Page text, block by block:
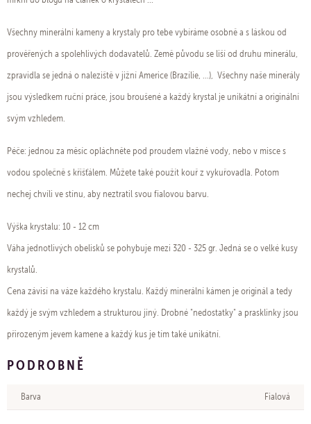
Všechny minerální kameny a krystaly pro tebe vybíráme osobně a s láskou od
prověřených a spolehlivých dodavatelů. Země původu se liší od druhu minerálu,
zpravidla se jedná o naleziště v jižní Americe (Brazílie, ...), Všechny naše minerály
jsou výsledkem ruční práce, jsou broušené a každý krystal je unikátní a originální
svým vzhledem.
Péče: jednou za měsíc opláchněte pod proudem vlažné vody, nebo v misce s
vodou společně s křišťálem. Můžete také použít kouř z vykuřovadla. Potom
nechej chvíli ve stínu, aby neztratil svou fialovou barvu.
Výška krystalu: 10 - 12 cm
Váha jednotlivých obelisků se pohybuje mezi 320 - 325 gr. Jedná se o velké kusy
krystalů.
Cena závisí na váze každého krystalu. Každý minerální kámen je originál a tedy
každý je svým vzhledem a strukturou jiný. Drobné "nedostatky" a prasklinky jsou
přirozeným jevem kamene a každý kus je tím také unikátní.
PODROBNĚ
Barva Fialová